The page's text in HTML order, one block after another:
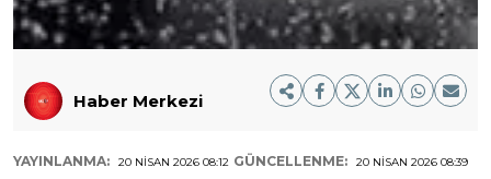
Haber Merkezi
YAYINLANMA: 20 NISAN 2026 08:12 GÜNCELLENME: 20 NISAN 2026 08:39